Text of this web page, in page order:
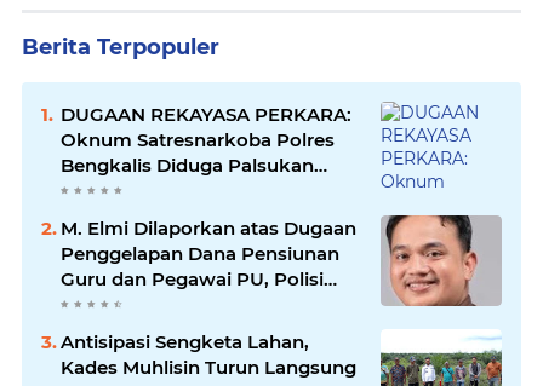
Berita Terpopuler
DUGAAN REKAYASA PERKARA:
Oknum Satresnarkoba Polres
Bengkalis Diduga Palsukan
Barang Bukti Hingga Paksa
Warga Hadir di TKP
M. Elmi Dilaporkan atas Dugaan
Penggelapan Dana Pensiunan
Guru dan Pegawai PU, Polisi
Pastikan Proses Hukum
Berjalan
Antisipasi Sengketa Lahan,
Kades Muhlisin Turun Langsung